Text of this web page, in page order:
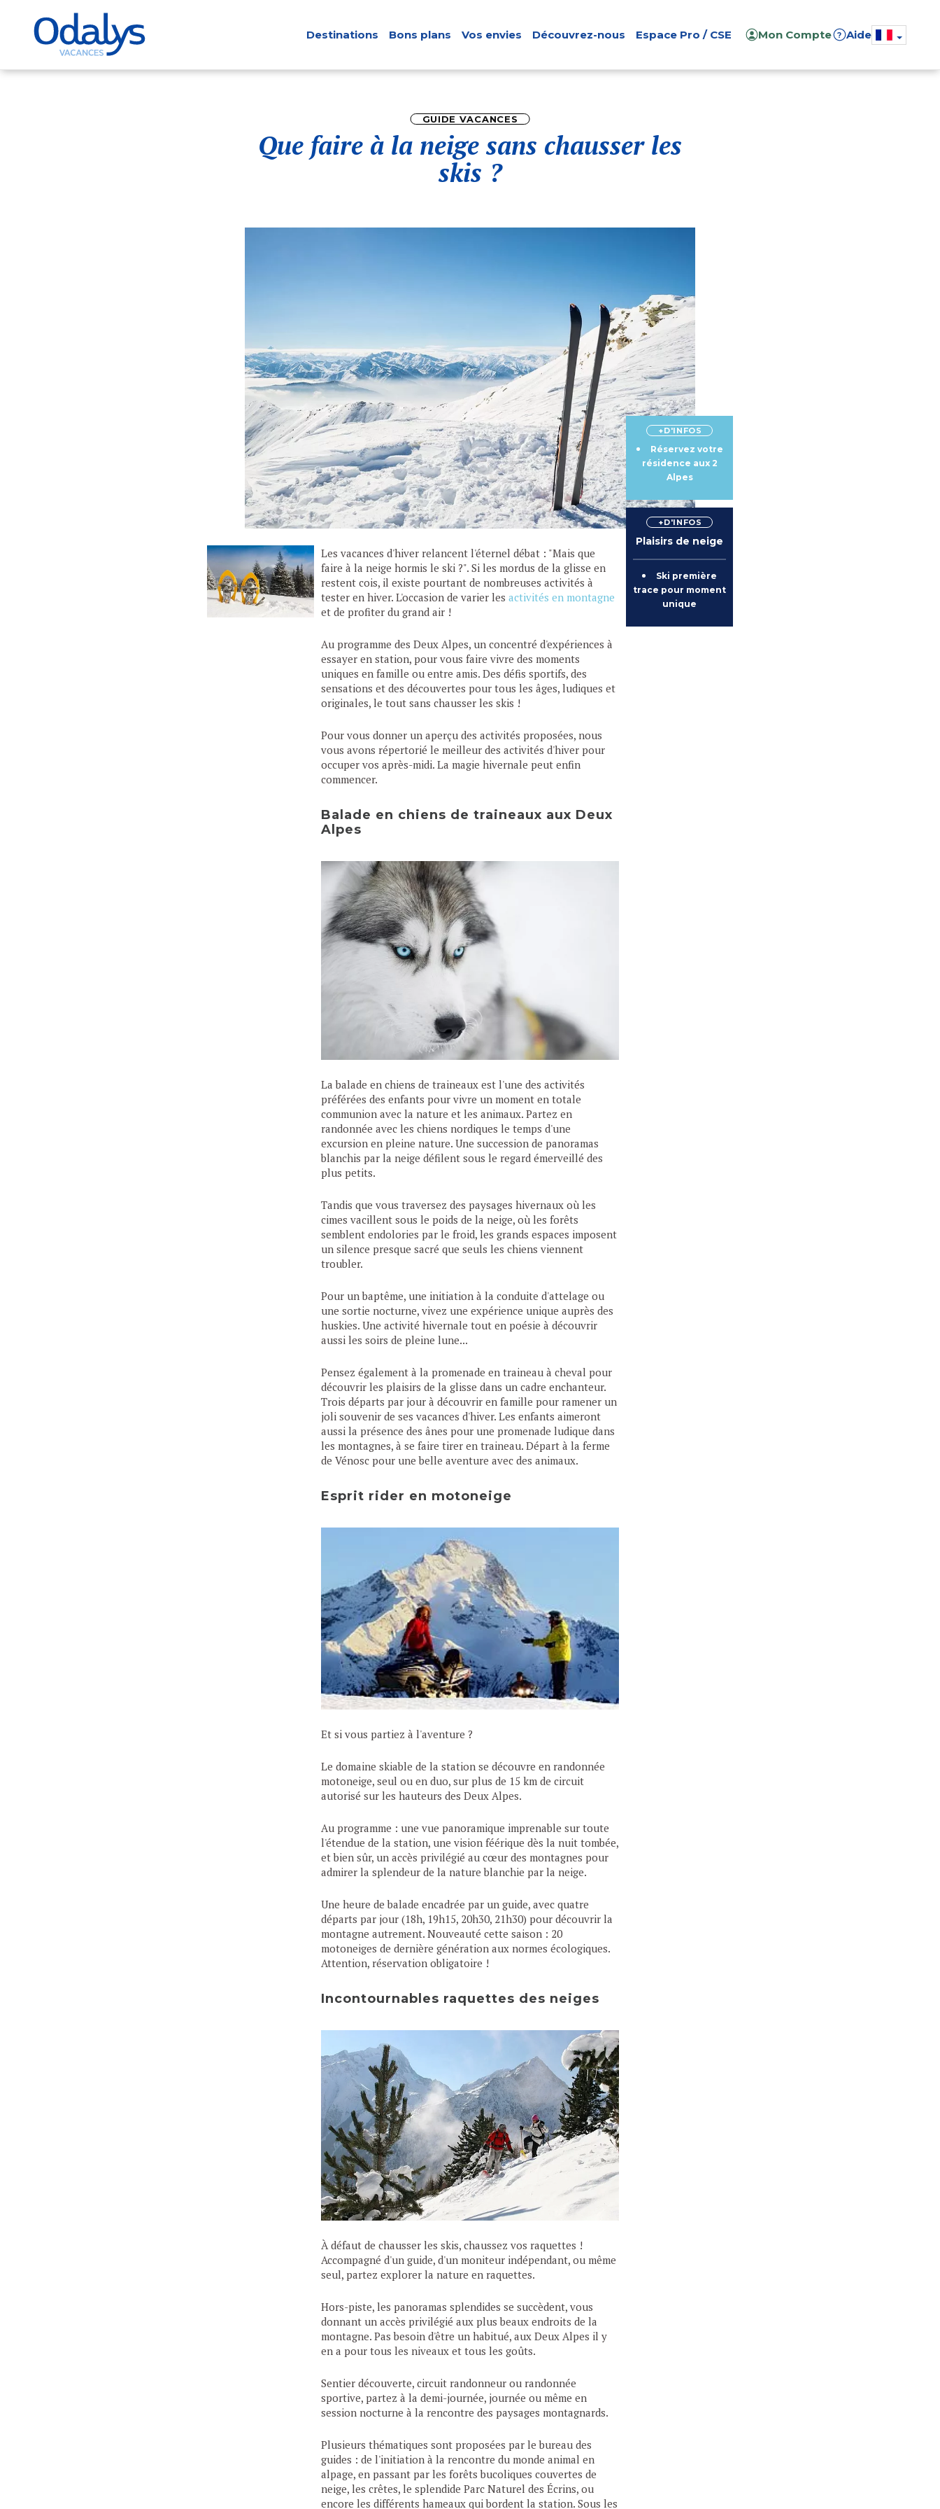
Destinations Bons plans Vos envies Découvrez-nous Espace Pro / CSE Mon Compte ? Aide
GUIDE VACANCES
Que faire à la neige sans chausser les
skis ?
+D'INFOS
Réservez votre
résidence aux 2
Alpes
+D'INFOS
Plaisirs de neige
Ski première
trace pour moment
unique
Les vacances d'hiver relancent l'éternel débat : "Mais que
faire à la neige hormis le ski ?". Si les mordus de la glisse en
restent cois, il existe pourtant de nombreuses activités à
tester en hiver. L'occasion de varier lesactivités en montagne
et de profiter du grand air !
Au programme des Deux Alpes, un concentré d'expériences à
essayer en station, pour vous faire vivre des moments
uniques en famille ou entre amis. Des défis sportifs, des
sensations et des découvertes pour tous les âges, ludiques et
originales, le tout sans chausser les skis !
Pour vous donner un aperçu des activités proposées, nous
vous avons répertorié le meilleur des activités d'hiver pour
occuper vos après-midi. La magie hivernale peut enfin
commencer.
Balade en chiens de traineaux aux Deux
Alpes
La balade en chiens de traineaux est l'une des activités
préférées des enfants pour vivre un moment en totale
communion avec la nature et les animaux. Partez en
randonnée avec les chiens nordiques le temps d'une
excursion en pleine nature. Une succession de panoramas
blanchis par la neige défilent sous le regard émerveillé des
plus petits.
Tandis que vous traversez des paysages hivernaux où les
cimes vacillent sous le poids de la neige, où les forêts
semblent endolories par le froid, les grands espaces imposent
un silence presque sacré que seuls les chiens viennent
troubler.
Pour un baptême, une initiation à la conduite d'attelage ou
une sortie nocturne, vivez une expérience unique auprès des
huskies. Une activité hivernale tout en poésie à découvrir
aussi les soirs de pleine lune...
Pensez également à la promenade en traineau à cheval pour
découvrir les plaisirs de la glisse dans un cadre enchanteur.
Trois départs par jour à découvrir en famille pour ramener un
joli souvenir de ses vacances d'hiver. Les enfants aimeront
aussi la présence des ânes pour une promenade ludique dans
les montagnes, à se faire tirer en traineau. Départ à la ferme
de Vénosc pour une belle aventure avec des animaux.
Esprit rider en motoneige
Et si vous partiez à l'aventure ?
Le domaine skiable de la station se découvre en randonnée
motoneige, seul ou en duo, sur plus de 15 km de circuit
autorisé sur les hauteurs des Deux Alpes.
Au programme : une vue panoramique imprenable sur toute
l'étendue de la station, une vision féérique dès la nuit tombée,
et bien sûr, un accès privilégié au cœur des montagnes pour
admirer la splendeur de la nature blanchie par la neige.
Une heure de balade encadrée par un guide, avec quatre
départs par jour (18h, 19h15, 20h30, 21h30) pour découvrir la
montagne autrement. Nouveauté cette saison : 20
motoneiges de dernière génération aux normes écologiques.
Attention, réservation obligatoire !
Incontournables raquettes des neiges
À défaut de chausser les skis, chaussez vos raquettes !
Accompagné d'un guide, d'un moniteur indépendant, ou même
seul, partez explorer la nature en raquettes.
Hors-piste, les panoramas splendides se succèdent, vous
donnant un accès privilégié aux plus beaux endroits de la
montagne. Pas besoin d'être un habitué, aux Deux Alpes il y
en a pour tous les niveaux et tous les goûts.
Sentier découverte, circuit randonneur ou randonnée
sportive, partez à la demi-journée, journée ou même en
session nocturne à la rencontre des paysages montagnards.
Plusieurs thématiques sont proposées par le bureau des
guides : de l'initiation à la rencontre du monde animal en
alpage, en passant par les forêts bucoliques couvertes de
neige, les crêtes, le splendide Parc Naturel des Écrins, ou
encore les différents hameaux qui bordent la station. Sous les